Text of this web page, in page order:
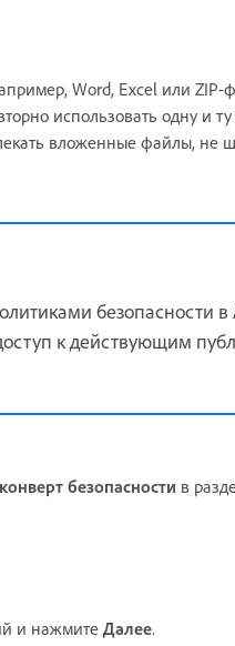
Word, Excel или
использовать одну и
вложенные файлы, не
безопасности в
доступ к действующим
безопасности в
и нажмитеДалее.